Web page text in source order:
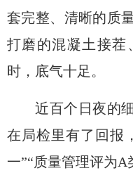
套完整、清晰的质
打磨的混凝土接茬
时，底气十足 。
近百个日夜的
在局检里有了回报 ，
一”“质量管理评为A